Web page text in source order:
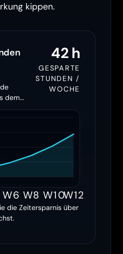
kippen.
dem
42 h
GESPARTE
STUNDEN /
WOCHE
W6 W8 W10W12
die Zeitersparnis über